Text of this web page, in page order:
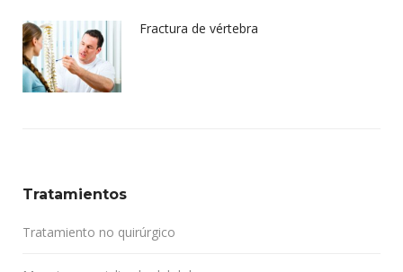
Fractura de vértebra
Tratamientos
Tratamiento no quirúrgico